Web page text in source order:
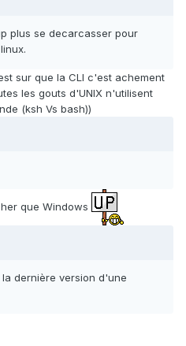
plus se decarcasser pour
sur que la CLI c'est achement
les gouts d'UNIX n'utilisent
(ksh Vs bash))
que Windows
dernière version d'une